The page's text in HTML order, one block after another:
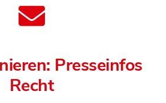
Presseinfos
Recht